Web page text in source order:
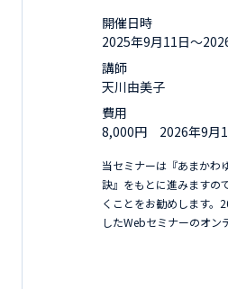
開催日時
2025年9月11日〜
講師
天川由美子
費用
8,000円 2026年9月
当セミナーは『あまかわ
訣』をもとに進みますの
くことをお勧めします。
したWebセミナーのオン